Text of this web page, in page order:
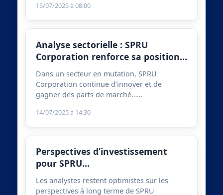
15/07/2025 à 08:00
Analyse sectorielle : SPRU
Corporation renforce sa position…
Dans un secteur en mutation, SPRU
Corporation continue d’innover et de
gagner des parts de marché……
14/07/2025 à 14:30
Perspectives d’investissement
pour SPRU…
Les analystes restent optimistes sur les
perspectives à long terme de SPRU